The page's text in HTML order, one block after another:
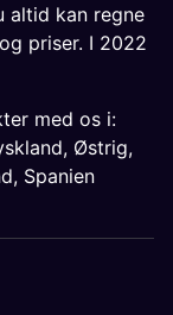
altid kan regne
priser. I 2022
med os i:
, Østrig,
, Spanien